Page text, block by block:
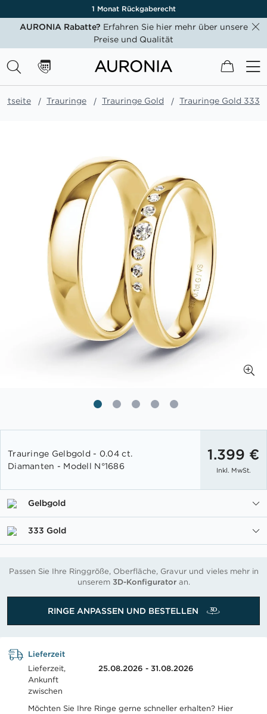
1 Monat Rückgaberecht
AURONIA Rabatte? Erfahren Sie hier mehr über unsere
Preise und Qualität
Mein
Trauringe Trauringe Gold Trauringe Gold 333
der
Bildgalerie
Trauringe Gelbgold - 0.04 ct.
Diamanten - Modell N°1686
1.399 €
Inkl. MwSt.
Gelbgold
333 Gold
Passen Sie Ihre Ringgröße, Oberfläche, Gravur und vieles mehr in
unserem 3D-Konfiguratoran.
RINGE ANPASSEN UND BESTELLEN
Lieferzeit
Lieferzeit,
Ankunft
zwischen
25.08.2026 - 31.08.2026
Möchten Sie Ihre Ringe gerne schneller erhalten? Hier